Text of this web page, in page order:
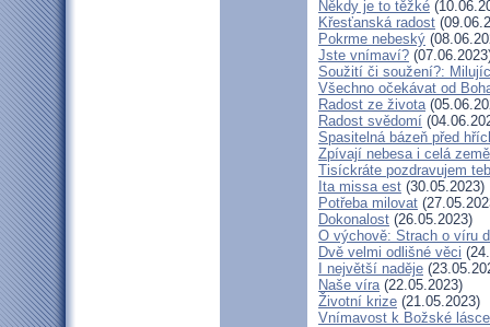
Někdy je to těžké
Křesťanská radost
Pokrme nebeský
Jste vnímaví?
Soužití či soužení?:
Všechno očekávat od
Radost ze života
Radost svědomí
Spasitelná bázeň před
Zpívají nebesa i celá země
Tisíckráte pozdravujem
Ita missa est (30.05.2023)
Potřeba milovat
Dokonalost (26.05.2023)
O výchově: Strach o víru
Dvě velmi odlišné věci
I největší naděje
Naše víra(22.05.2023)
Životní krize (21.05.2023)
Vnímavost k Božské